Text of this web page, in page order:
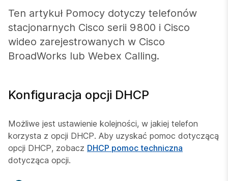
Ten artykuł Pomocy dotyczy telefonów
stacjonarnych Cisco serii 9800 i Cisco
wideo zarejestrowanych w Cisco
BroadWorks lub Webex Calling.
Konfiguracja opcji DHCP
Możliwe jest ustawienie kolejności, w jakiej telefon
korzysta z opcji DHCP. Aby uzyskać pomoc dotyczącą
opcji DHCP, zobacz DHCP pomoc techniczna
dotycząca opcji.